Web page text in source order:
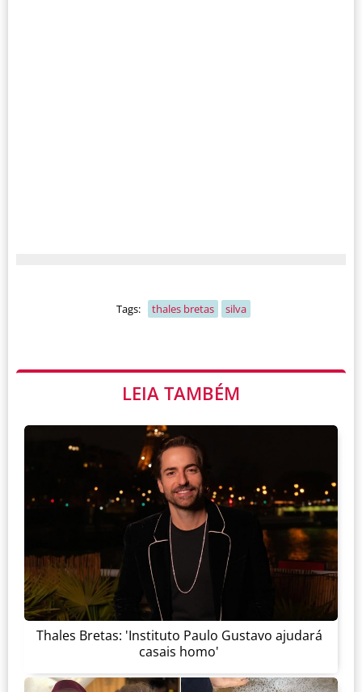
Tags: thales bretas silva
LEIA TAMBÉM
Thales Bretas: 'Instituto Paulo Gustavo ajudará
casais homo'